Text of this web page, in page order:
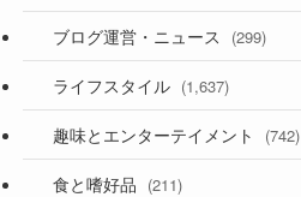
(36)
(187)
(53)
ブログ運営・ニュース (299)
(118)
(181)
ライフスタイル (1,637)
(394)
(282)
趣味とエンターテイメント (742)
(56)
食と嗜好品 (211)